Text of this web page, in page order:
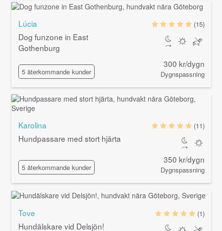
Lúcia
Dog funzone in East
Gothenburg
5 återkommande kunder
(15)
300 kr/dygn
Dygnspassning
Karolina
Hundpassare med stort hjärta
5 återkommande kunder
(11)
350 kr/dygn
Dygnspassning
Tove
Hundälskare vid Delsjön!
(1)